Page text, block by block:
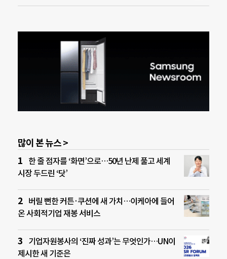
많이 본 뉴스 >
한 줄 점자를 ‘화면’으로…50년 난제 풀고 세계
시장 두드린 ‘닷’
버릴 뻔한 커튼·쿠션에 새 가치…이케아에 들어
온 사회적기업 재봉 서비스
기업자원봉사의 ‘진짜 성과’는 무엇인가…UN이
제시한 새 기준은